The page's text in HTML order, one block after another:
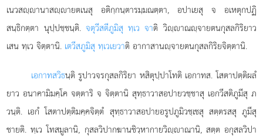
เนวสฺานาสฺายตเนสุ อติกฺกนฺตารมฺมณตฺตา, อปาเยสุ จ อเหตุกปฏิ
สนฺธิกตฺตา นุปฺปชฺชนฺติ. จตุวีสตีภูมิสุ ทฺเว จาติ วิฺาณฺจายตนกุสลกิริยาว
เสน ทฺเว จิตฺตานิ. เตวีสภูมิสุ ทฺเวเยวาติ อากาสานฺจายตนกุสลกิริยจิตฺตานิ.
เอกาทสวิธนฺติ รูปาวจรกุสลกิริยา หสิตุปฺปาโทติ เอกาทส. โสตาปตฺติผลํ
ยาว อนาคามิมคฺโค จตฺตาริ จ จิตฺตานิ สุทฺธาวาสอปายวชฺชาสุ เอกวีสติภูมีสุ ภ
วนฺติ. เอกํโสตาปตฺติมคฺคจิตฺตํ สุทฺธาวาสอปายอรูปภูมิวชฺเชสุ สตฺตรสสุ ภูมีสุ
ชายติ. ทฺเว โทสมูลานิ, กุสลวิปากฆานชิวฺหากายวิฺาณานิ, สตฺต อกุสลวิปา